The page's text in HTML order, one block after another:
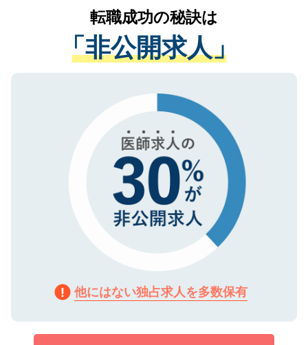
は、個人情報の取り扱いについての厳密な
管理基準を満たした事業者のみに付与され
る、プライバシーマークを取得済みです。
ご登録いただいた個人情報は、SSL（デー
で、機密保持に関してもご安心ください。
かがいして、現在の医療機関の状況や紹介
経験をまじえながら、適切なアドバイスを
させていただきます。すぐにご転職をされ
ない方には、長期的なサポートが可能です
ので、まずはご登録ください。
転職成功の秘訣は
「非公開求人」
他にはない独占求人を多数保有